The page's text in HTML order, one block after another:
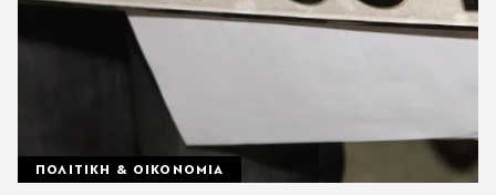
ΠΟΛΙΤΙΚΗ & ΟΙΚΟΝΟΜΙΑ